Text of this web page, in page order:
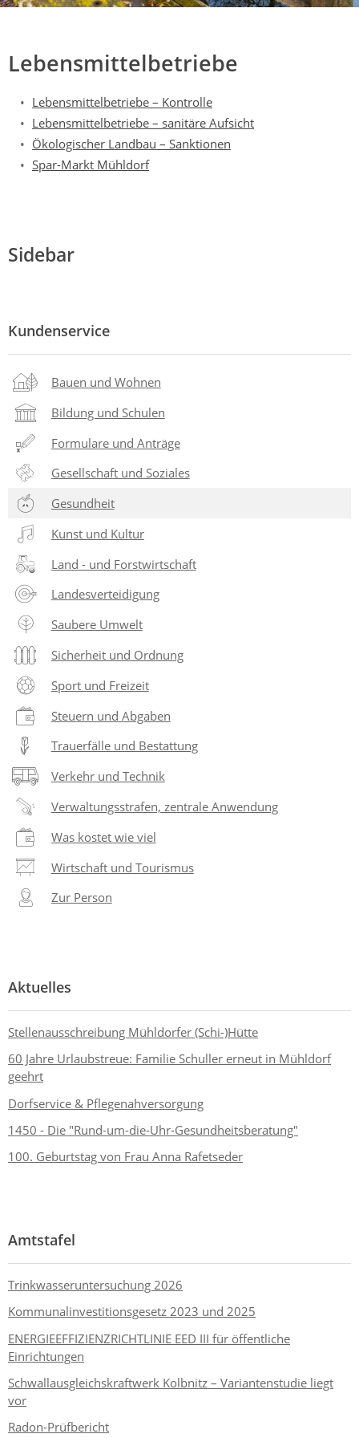
Lebensmittelbetriebe
Lebensmittelbetriebe – Kontrolle
Lebensmittelbetriebe – sanitäre Aufsicht
Ökologischer Landbau – Sanktionen
Spar-Markt Mühldorf
Sidebar
Kundenservice
Bauen und Wohnen
Bildung und Schulen
Formulare und Anträge
Gesellschaft und Soziales
Gesundheit
Kunst und Kultur
Land - und Forstwirtschaft
Landesverteidigung
Saubere Umwelt
Sicherheit und Ordnung
Sport und Freizeit
Steuern und Abgaben
Trauerfälle und Bestattung
Verkehr und Technik
Verwaltungsstrafen, zentrale Anwendung
Was kostet wie viel
Wirtschaft und Tourismus
Zur Person
Aktuelles
Stellenausschreibung Mühldorfer (Schi-)Hütte
60 Jahre Urlaubstreue: Familie Schuller erneut in Mühldorf
geehrt
Dorfservice & Pflegenahversorgung
1450 - Die "Rund-um-die-Uhr-Gesundheitsberatung"
100. Geburtstag von Frau Anna Rafetseder
Amtstafel
Trinkwasseruntersuchung 2026
Kommunalinvestitionsgesetz 2023 und 2025
ENERGIEEFFIZIENZRICHTLINIE EED III für öffentliche
Einrichtungen
Schwallausgleichskraftwerk Kolbnitz – Variantenstudie liegt
vor
Radon-Prüfbericht